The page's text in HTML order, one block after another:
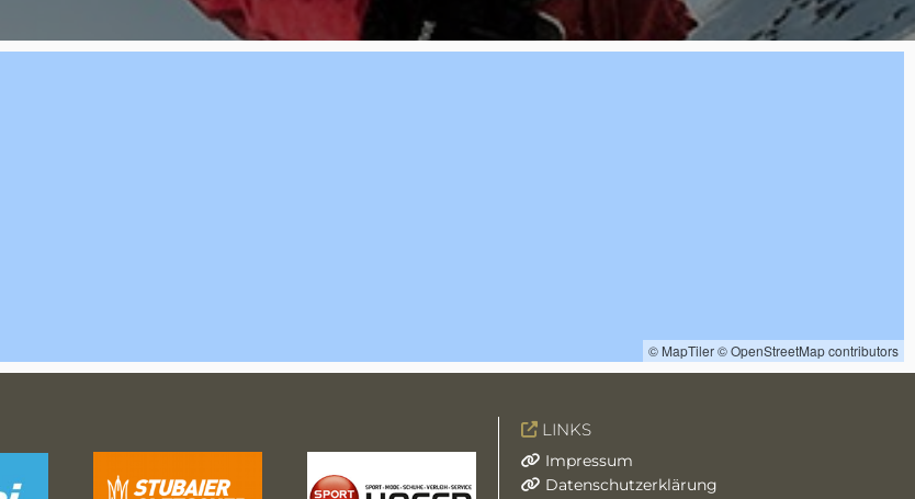
© MapTiler© OpenStreetMap contributors
 LINKS
 Impressum
 Datenschutzerklärung